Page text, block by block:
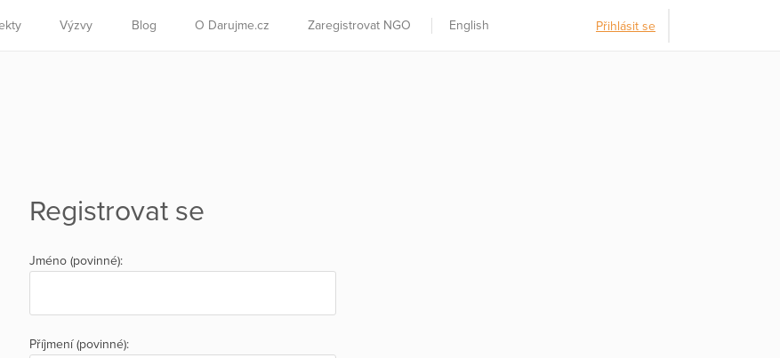
Výzvy Blog O Darujme.cz Zaregistrovat NGO English Přihlásit se
Registrovat se
Jméno (povinné):
Příjmení (povinné):